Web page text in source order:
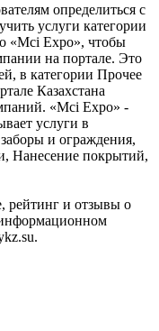
определиться с
услуги категории
«Mci Expo», чтобы
на портале. Это
в категории Прочее
Казахстана
«Mci Expo» -
услуги в
и ограждения,
Нанесение покрытий,
рейтинг и отзывы о